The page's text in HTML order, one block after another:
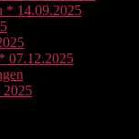
* 14.09.2025
07.12.2025
2025